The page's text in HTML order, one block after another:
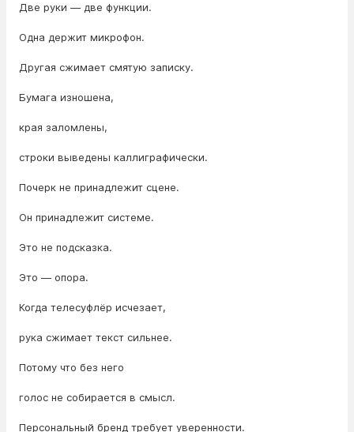
Две руки — две функции.
Одна держит микрофон.
Другая сжимает смятую записку.
Бумага изношена,
края заломлены,
строки выведены каллиграфически.
Почерк не принадлежит сцене.
Он принадлежит системе.
Это не подсказка.
Это — опора.
Когда телесуфлёр исчезает,
рука сжимает текст сильнее.
Потому что без него
голос не собирается в смысл.
Персональный бренд требует уверенности.